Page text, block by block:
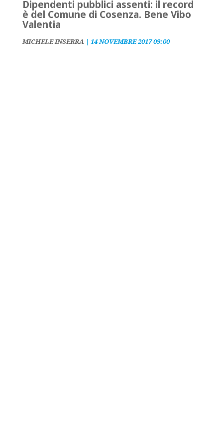
Dipendenti pubblici assenti: il record
è del Comune di Cosenza. Bene Vibo
Valentia
MICHELE INSERRA| 14 NOVEMBRE 2017 09:00